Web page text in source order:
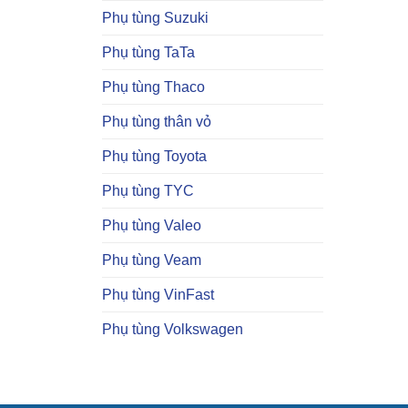
Phụ tùng Suzuki
Phụ tùng TaTa
Phụ tùng Thaco
Phụ tùng thân vỏ
Phụ tùng Toyota
Phụ tùng TYC
Phụ tùng Valeo
Phụ tùng Veam
Phụ tùng VinFast
Phụ tùng Volkswagen